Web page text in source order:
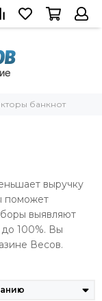
банкнот
выручку
поможет
выявляют
100%. Вы
Весов.